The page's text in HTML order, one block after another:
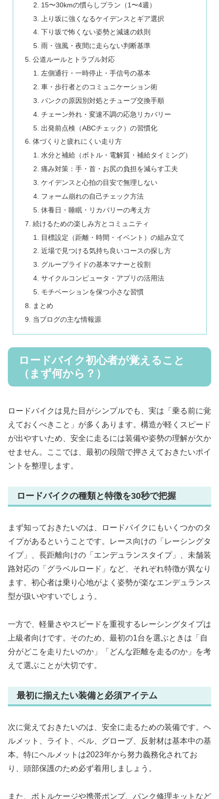
15〜30kmの慣らしプラン（1〜4週）
上り坂に強くなるケイデンスとギア選択
下り坂で怖くない姿勢と減速の鉄則
雨・強風・夜間に走らない判断基準
公道ルールとトラブル対応
左側通行・一時停止・手信号の基本
車・歩行者とのコミュニケーション術
パンクの原因別対処とチューブ交換手順
チェーン外れ・変速不調の応急リカバリー
出発前点検（ABCチェック）の習慣化
体づくりと疲れにくい走り方
水分と補給（ボトル・電解質・補給タイミング）
痛み対策：手・首・お尻の負担を減らす工夫
ケイデンスと心拍の目安で無理しない
フォーム崩れの自己チェック方法
休養日・睡眠・リカバリーの考え方
続けるための楽しみ方とコミュニティ
目標設定（距離・時間・イベント）の組み立て
近場で見つける気持ち良いコースの探し方
グループライドの基本マナーと役割
サイクルコンピュータ・アプリの活用法
モチベーションを保つ小さな習慣
まとめ
当ブログの主な情報源
ロードバイク初心者が覚えること
（まず何から？）
ロードバイクは見た目がシンプルでも、実は「乗る前に覚
えておくべきこと」が多くあります。構造が軽くスピード
が出やすいため、安全に走るには装備や姿勢の理解が欠か
せません。ここでは、最初の段階で押さえておきたいポイ
ントを整理します。
ロードバイクの種類と特徴を30秒で把握
まず知っておきたいのは、ロードバイクにもいくつかのタ
イプがあるということです。レース向けの「レーシングタ
イプ」、長距離向けの「エンデュランスタイプ」、未舗装
路対応の「グラベルロード」など、それぞれ特徴が異なり
ます。初心者は乗り心地がよく姿勢が楽なエンデュランス
型が扱いやすいでしょう。
一方で、軽量さやスピードを重視するレーシングタイプは
上級者向けです。そのため、最初の1台を選ぶときは「自
分がどこを走りたいのか」「どんな距離を走るのか」を考
えて選ぶことが大切です。
最初に揃えたい装備と必須アイテム
次に覚えておきたいのは、安全に走るための装備です。ヘ
ルメット、ライト、ベル、グローブ、反射材は基本中の基
本。特にヘルメットは2023年から努力義務化されてお
り、頭部保護のため必ず着用しましょう。
また、ボトルケージや携帯ポンプ、パンク修理キットなど